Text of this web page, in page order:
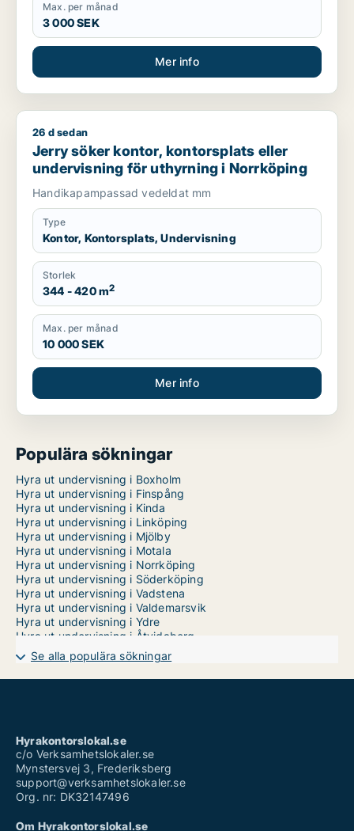
Max. per månad
3 000 SEK
Mer info
Jerry söker kontor, kontorsplats eller undervisning för
26 d sedan
Jerry söker kontor, kontorsplats eller
undervisning för uthyrning i Norrköping
Handikapampassad vedeldat mm
Type
Kontor, Kontorsplats, Undervisning
Storlek
344 - 420 m2
Max. per månad
10 000 SEK
Mer info
Populära sökningar
Hyra ut undervisning i Boxholm
Hyra ut undervisning i Finspång
Hyra ut undervisning i Kinda
Hyra ut undervisning i Linköping
Hyra ut undervisning i Mjölby
Hyra ut undervisning i Motala
Hyra ut undervisning i Norrköping
Hyra ut undervisning i Söderköping
Hyra ut undervisning i Vadstena
Hyra ut undervisning i Valdemarsvik
Hyra ut undervisning i Ydre
Hyra ut undervisning i Åtvidaberg
Hyra ut undervisning i Ödeshög
Se alla populära sökningar
Hyrakontorslokal.se
c/o Verksamhetslokaler.se
Mynstersvej 3, Frederiksberg
support@verksamhetslokaler.se
Org. nr: DK32147496
Om Hyrakontorslokal.se